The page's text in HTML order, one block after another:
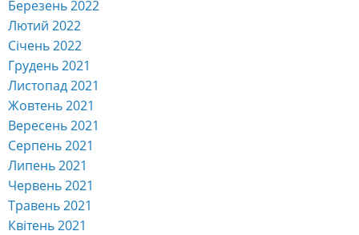
Березень 2022
Лютий 2022
Січень 2022
Грудень 2021
Листопад 2021
Жовтень 2021
Вересень 2021
Серпень 2021
Липень 2021
Червень 2021
Травень 2021
Квітень 2021